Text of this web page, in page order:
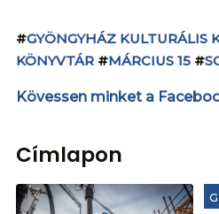
#GYÖNGYHÁZ KULTURÁLIS
KÖNYVTÁR #MÁRCIUS 15 #
Kövessen minket a
Címlapon